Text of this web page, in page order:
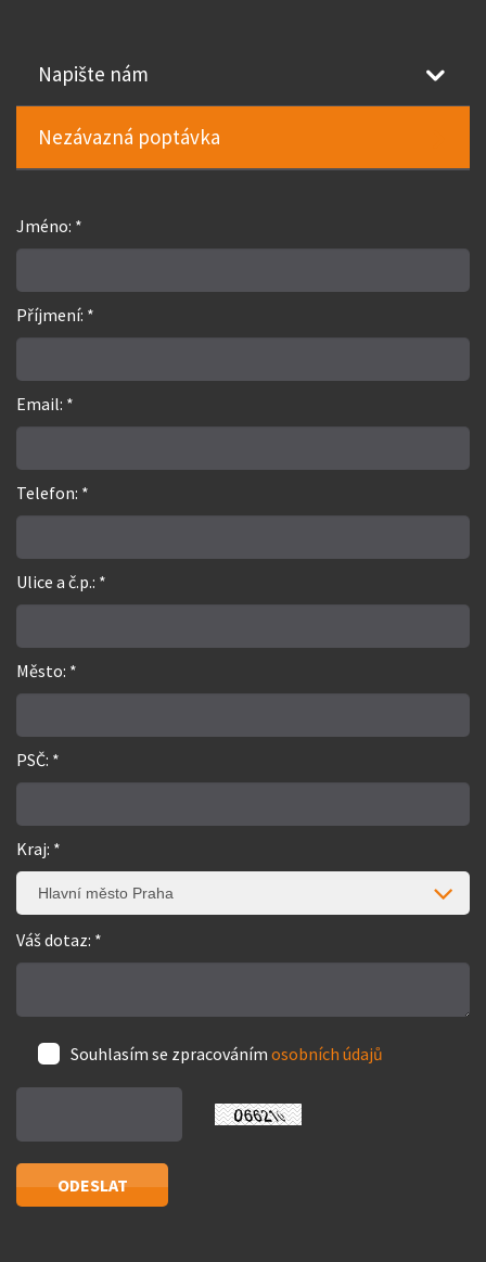
Napište nám
Nezávazná poptávka
Jméno: *
Příjmení: *
Email: *
Telefon: *
Ulice a č.p.: *
Město: *
PSČ: *
Kraj: *
Hlavní město Praha
Váš dotaz: *
Souhlasím se zpracováním osobních údajů